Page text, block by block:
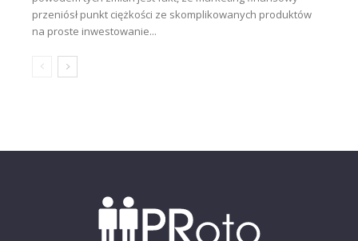
przeniósł punkt ciężkości ze skomplikowanych produktów
na proste inwestowanie...